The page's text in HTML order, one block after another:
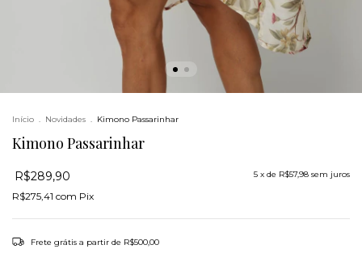
Início . Novidades . Kimono Passarinhar
Kimono Passarinhar
R$289,90 5 x de R$57,98 sem juros
R$275,41 com Pix
Frete grátis a partir de R$500,00